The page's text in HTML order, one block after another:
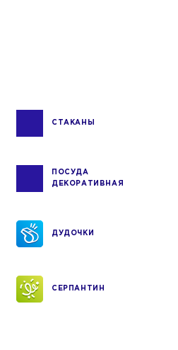
СТАКАНЫ
ПОСУДА
ДЕКОРАТИВНАЯ
ДУДОЧКИ
СЕРПАНТИН